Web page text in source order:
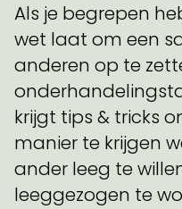
Als je begrepen
wet laat om een
anderen op te
krijgt tips & tricks
manier te krijgen
ander leeg te
leeggezogen te